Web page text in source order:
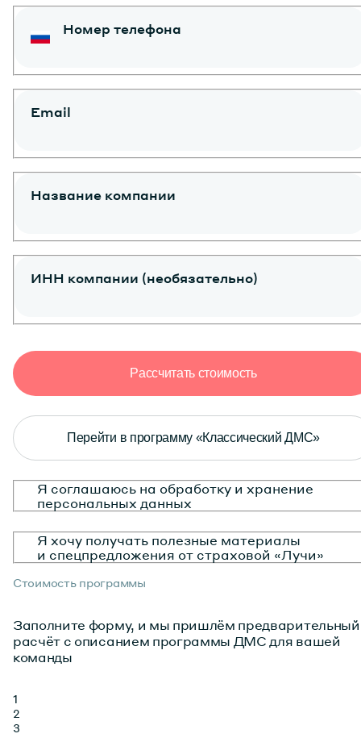
Номер телефона
Email
Название компании
ИНН компании (необязательно)
Рассчитать стоимость
Перейти в программу «Классический ДМС»
Я соглашаюсь на обработку и хранение
персональных данных
Я хочу получать полезные материалы
и спецпредложения от страховой «Лучи»
Стоимость программы
Заполните форму, и мы пришлём предварительный
расчёт с описанием программы ДМС для вашей
команды
1
2
3